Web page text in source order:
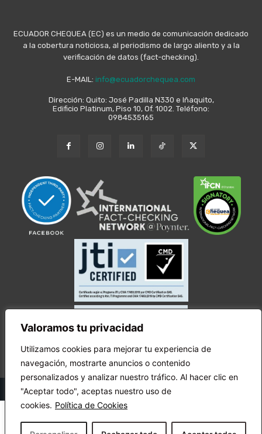
Valoramos tu privacidad
Utilizamos cookies para mejorar tu experiencia de
navegación, mostrarte anuncios o contenido
personalizados y analizar nuestro tráfico. Al hacer clic en
"Aceptar todo", aceptas nuestro uso de
cookies. Política de Cookies
ECUADOR CHEQUEA (EC) es un medio de comunicación dedicado
a la cobertura noticiosa, al periodismo de largo aliento y a la
verificación de datos (fact-checking).
E-MAIL: info@ecuadorchequea.com
Dirección: Quito: José Padilla N330 e Iñaquito,
Edificio Platinum, Piso 10, Of. 1002. Teléfono:
0984535165
© Copyright Ecuador Chequea 2025.